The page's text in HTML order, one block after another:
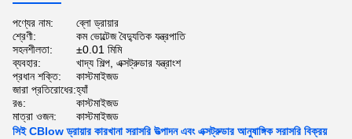
পণ্যের নাম:
ব্লো ড্রায়ার
শ্রেণী:
কম ভোল্টেজ বৈদ্যুতিক যন্ত্রপাতি
সহনশীলতা:
±0.01 মিমি
ব্যবহার:
খাদ্য শিল্প, এক্সট্রুডার যন্ত্রাংশ
প্রধান শক্তি:
কাস্টমাইজড
জারা প্রতিরোধের:হ্যাঁ
রঙ:
কাস্টমাইজড
মাত্রা ওজন:
কাস্টমাইজড
সিই CBlow ড্রায়ার কারখানা সরাসরি উত্পাদন এবং এক্সট্রুডার আনুষাঙ্গিক সরাসরি বিক্রয়